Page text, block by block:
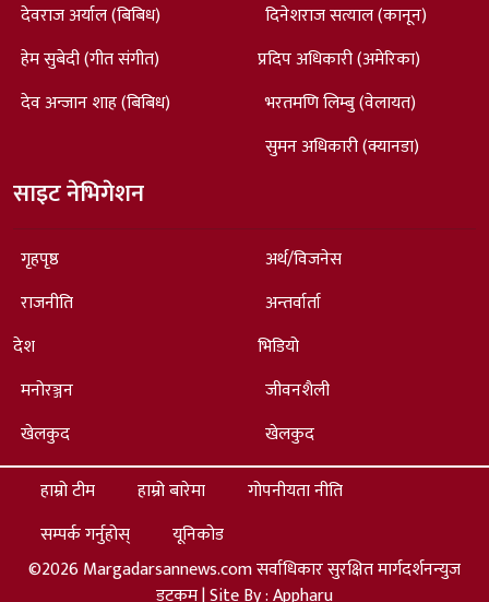
देवराज अर्याल (बिबिध)
हेम सुबेदी (गीत संगीत)
देव अन्जान शाह (बिबिध)
दिनेशराज सत्याल (कानून)
प्रदिप अधिकारी (अमेरिका)
भरतमणि लिम्बु (वेलायत)
सुमन अधिकारी (क्यानडा)
साइट नेभिगेशन
गृहपृष्ठ
राजनीति
देश
मनोरञ्जन
खेलकुद
अर्थ/विजनेस
अन्तर्वार्ता
भिडियो
जीवनशैली
खेलकुद
हाम्रो टीम
हाम्रो बारेमा
गोपनीयता नीति
सम्पर्क गर्नुहोस्
यूनिकोड
©2026 Margadarsannews.com सर्वाधिकार सुरक्षित मार्गदर्शनन्युज
डटकम | Site By :Appharu